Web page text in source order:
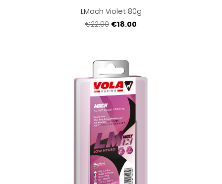
LMach Violet 80g
€22.00 €18.00